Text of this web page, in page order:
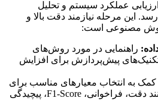
عملکرد سیستم و تحلیل
این مرحله نیازمند دقت بالا و
هوش مصنوعی است:
راهنمایی در مورد روش‌های
پیش‌پردازش برای افزایش
کمک به انتخاب معیارهای مناسب برای
ارزیابی عملکرد سیستم (مانند دقت، فراخوانی، F1-Score، پیچیدگی